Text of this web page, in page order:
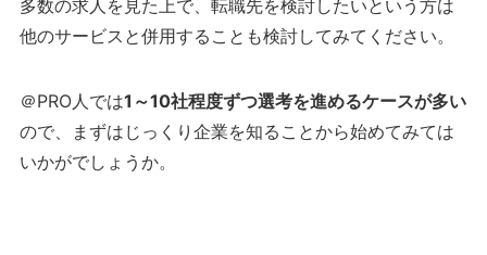
多数の求人を見た上で、転職先を検討したいという方は
他のサービスと併用することも検討してみてください。
＠PRO人では1～10社程度ずつ選考を進めるケースが多い
ので、まずはじっくり企業を知ることから始めてみては
いかがでしょうか。